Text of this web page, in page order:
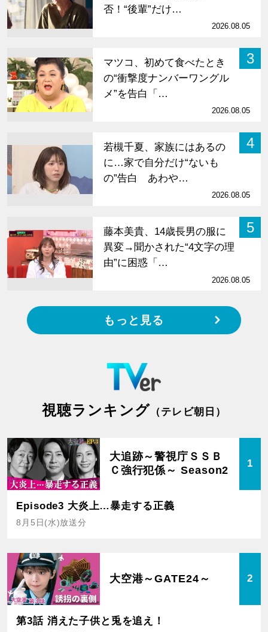
否！“後輩”だけ…
2026.08.05
3
マツコ、初めて食べたとき
の“衝撃度ナンバーワングル
メ”を告白「…
2026.08.05
4
若槻千夏、家族にはあるの
に…家で自分だけ“ないも
の”告白 あわや…
2026.08.05
5
藤本美貴、14歳長男の服に
異変→聞かされた“4文字の理
由”に困惑「…
2026.08.05
もっと見る
視聴ランキング （テレビ朝日）
大追跡～警視庁ＳＳＢ
Ｃ強行犯係～ Season2
1
Episode3 大炎上…暴走する正義
8月5日(水)放送分
大空港～GATE24～ 2
第3話 消えた子供と兎を追え！